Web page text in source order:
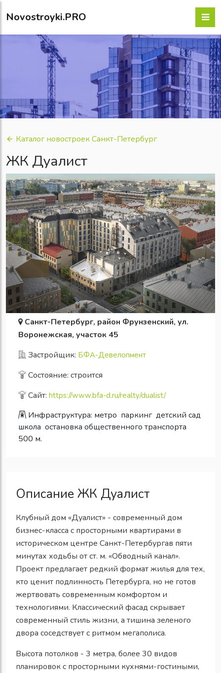
Novostroyki.PRO
Каталог новостроек Санкт-Петербург
ЖК Дуалист
Санкт-Петербург, район Фрунзенский, ул.
Воронежская, участок 45
Застройщик: БФА-Девелопмент
Состояние: строится
Сайт: https://www.bfa-d.ru/realty/dualist/
Инфраструктура: метро паркинг детский сад
школа остановка общественного транспорта
500 м.
Описание ЖК Дуалист
Клубный дом «Дуалист» - современный дом
бизнес-класса с просторными квартирами в
историческом центре Санкт-Петербургав пяти
минутах ходьбы от ст. м. «Обводный канал».
Проект предлагает редкий формат жилья для тех,
кто ценит подлинность Петербурга, но не готов
жертвовать современным комфортом и
технологиями. Классический фасад скрывает
современный стиль жизни, а тишина зеленого
двора соседствует с ритмом мегаполиса.
Высота потолков - 3 метра, более 30 видов
планировок с просторными кухнями-гостиными,